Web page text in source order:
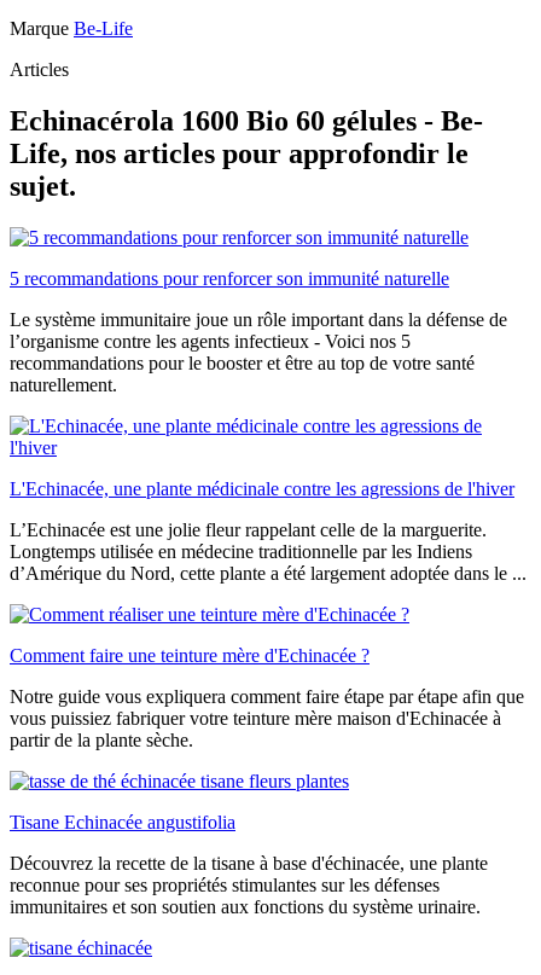
Marque Be-Life
Articles
Echinacérola 1600 Bio 60 gélules - Be-
Life, nos articles pour approfondir le
sujet.
5 recommandations pour renforcer son immunité naturelle
Le système immunitaire joue un rôle important dans la défense de
l’organisme contre les agents infectieux - Voici nos 5
recommandations pour le booster et être au top de votre santé
naturellement.
L'Echinacée, une plante médicinale contre les agressions de l'hiver
L’Echinacée est une jolie fleur rappelant celle de la marguerite.
Longtemps utilisée en médecine traditionnelle par les Indiens
d’Amérique du Nord, cette plante a été largement adoptée dans le ...
Comment faire une teinture mère d'Echinacée ?
Notre guide vous expliquera comment faire étape par étape afin que
vous puissiez fabriquer votre teinture mère maison d'Echinacée à
partir de la plante sèche.
Tisane Echinacée angustifolia
Découvrez la recette de la tisane à base d'échinacée, une plante
reconnue pour ses propriétés stimulantes sur les défenses
immunitaires et son soutien aux fonctions du système urinaire.